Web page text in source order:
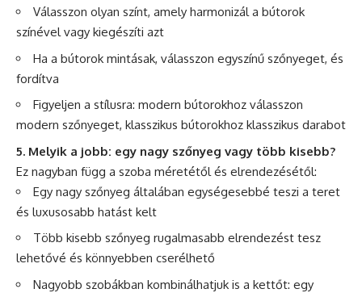
Válasszon olyan színt, amely harmonizál a bútorok
színével vagy kiegészíti azt
Ha a bútorok mintásak, válasszon egyszínű szőnyeget, és
fordítva
Figyeljen a stílusra: modern bútorokhoz válasszon
modern szőnyeget, klasszikus bútorokhoz klasszikus darabot
5. Melyik a jobb: egy nagy szőnyeg vagy több kisebb?
Ez nagyban függ a szoba méretétől és elrendezésétől:
Egy nagy szőnyeg általában egységesebbé teszi a teret
és luxusosabb hatást kelt
Több kisebb szőnyeg rugalmasabb elrendezést tesz
lehetővé és könnyebben cserélhető
Nagyobb szobákban kombinálhatjuk is a kettőt: egy